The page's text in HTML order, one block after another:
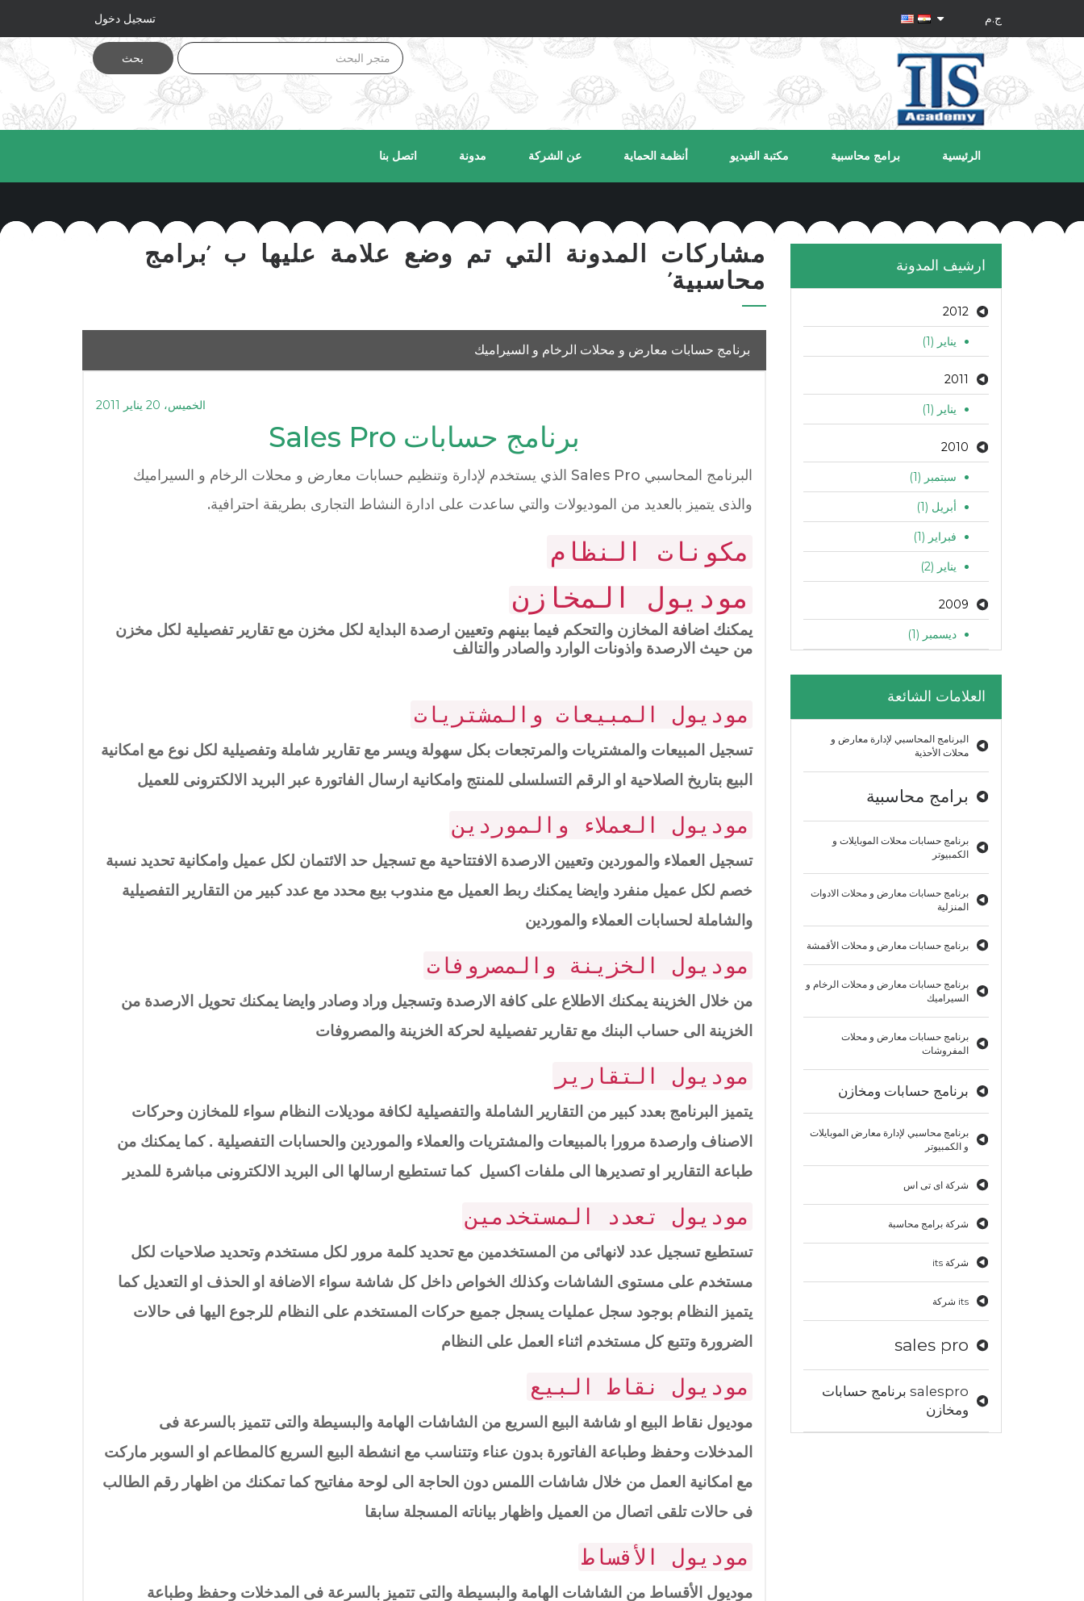
تسجيل دخول
بحث
الرئيسية برامج محاسبية مكتبة الفيديو أنظمة الحماية عن الشركة مدونة اتصل بنا
ارشيف المدونة
2012
يناير (1)
2011
يناير (1)
2010
سبتمبر (1)
أبريل (1)
فبراير (1)
يناير (2)
2009
ديسمبر (1)
العلامات الشائعة
البرنامج المحاسبي لإدارة معارض و
محلات الأحذية
برامج محاسبية
برنامج حسابات محلات الموبايلات و
الكمبيوتر
برنامج حسابات معارض و محلات الادوات
المنزلية
برنامج حسابات معارض و محلات الأقمشة
برنامج حسابات معارض و محلات الرخام و
السيراميك
برنامج حسابات معارض و محلات
المفروشات
برنامج حسابات ومخازن
برنامج محاسبي لإدارة معارض الموبايلات
و الكمبيوتر
شركة اى تى اس
شركة برامج محاسبة
شركة its
its شركة
sales pro
salespro برنامج حسابات
ومخازن
مشاركات المدونة التي تم وضع علامة عليها ب 'برامج
محاسبية'
برنامج حسابات معارض و محلات الرخام و السيراميك
الخميس، 20 يناير 2011
برنامج حسابات Sales Pro
البرنامج المحاسبي Sales Pro الذي يستخدم لإدارة وتنظيم حسابات معارض و محلات الرخام و السيراميك
والذى يتميز بالعديد من الموديولات والتي ساعدت على ادارة النشاط التجارى بطريقة احترافية.
مكونات النظام
موديول المخازن
يمكنك اضافة المخازن والتحكم فيما بينهم وتعيين ارصدة البداية لكل مخزن مع تقارير تفصيلية لكل مخزن
من حيث الارصدة واذونات الوارد والصادر والتالف
موديول المبيعات والمشتريات
تسجيل المبيعات والمشتريات والمرتجعات بكل سهولة ويسر مع تقارير شاملة وتفصيلية لكل نوع مع امكانية
البيع بتاريخ الصلاحية او الرقم التسلسلى للمنتج وامكانية ارسال الفاتورة عبر البريد الالكترونى للعميل
موديول العملاء والموردين
تسجيل العملاء والموردين وتعيين الارصدة الافتتاحية مع تسجيل حد الائتمان لكل عميل وامكانية تحديد نسبة
خصم لكل عميل منفرد وايضا يمكنك ربط العميل مع مندوب بيع محدد مع عدد كبير من التقارير التفصيلية
والشاملة لحسابات العملاء والموردين
موديول الخزينة والمصروفات
من خلال الخزينة يمكنك الاطلاع على كافة الارصدة وتسجيل وراد وصادر وايضا يمكنك تحويل الارصدة من
الخزينة الى حساب البنك مع تقارير تفصيلية لحركة الخزينة والمصروفات
موديول التقارير
يتميز البرنامج بعدد كبير من التقارير الشاملة والتفصيلية لكافة موديلات النظام سواء للمخازن وحركات
الاصناف وارصدة مرورا بالمبيعات والمشتريات والعملاء والموردين والحسابات التفصيلية . كما يمكنك من
طباعة التقارير او تصديرها الى ملفات اكسيل كما تستطيع ارسالها الى البريد الالكترونى مباشرة للمدير
موديول تعدد المستخدمين
تستطيع تسجيل عدد لانهائى من المستخدمين مع تحديد كلمة مرور لكل مستخدم وتحديد صلاحيات لكل
مستخدم على مستوى الشاشات وكذلك الخواص داخل كل شاشة سواء الاضافة او الحذف او التعديل كما
يتميز النظام بوجود سجل عمليات يسجل جميع حركات المستخدم على النظام للرجوع اليها فى حالات
الضرورة وتتبع كل مستخدم اثناء العمل على النظام
موديول نقاط البيع
موديول نقاط البيع او شاشة البيع السريع من الشاشات الهامة والبسيطة والتى تتميز بالسرعة فى
المدخلات وحفظ وطباعة الفاتورة بدون عناء وتتناسب مع انشطة البيع السريع كالمطاعم او السوبر ماركت
مع امكانية العمل من خلال شاشات اللمس دون الحاجة الى لوحة مفاتيح كما تمكنك من اظهار رقم الطالب
فى حالات تلقى اتصال من العميل واظهار بياناته المسجلة سابقا
موديول الأقساط
موديول الأقساط من الشاشات الهامة والبسيطة والتى تتميز بالسرعة فى المدخلات وحفظ وطباعة